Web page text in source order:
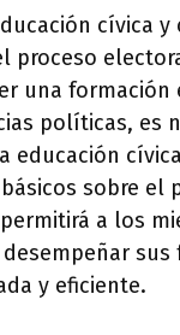
cívica
proceso
una formación
políticas, es
educación
sobre el
a los
sus
y eficiente.